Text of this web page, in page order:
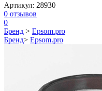
Артикул: 28930
0 отзывов
0
Бренд > Epsom.pro
Бренд> Epsom.pro